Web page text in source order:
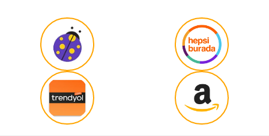
K... G... | 09/10/2025
Uygun fiyat,kaliteli ürün
Osman Bilge | 20/06/2025
Kalın misina ile uyumlumudur